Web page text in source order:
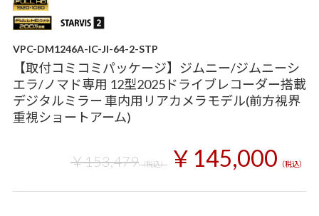
VPC-DM1246A-IC-JI-64-2-STP
【取付コミコミパッケージ】ジムニー/ジムニーシ
エラ/ノマド専用 12型2025ドライブレコーダー搭載
デジタルミラー 車内用リアカメラモデル(前方視界
重視ショートアーム)
￥153,479（税込） ￥145,000 （税込）